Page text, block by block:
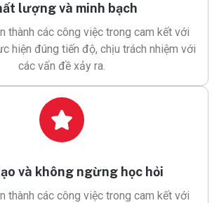
lượng và minh bạch
thành các công việc trong cam kết với
hiện đúng tiến độ, chịu trách nhiệm với
các vấn đề xảy ra.
và không ngừng học hỏi
thành các công việc trong cam kết với